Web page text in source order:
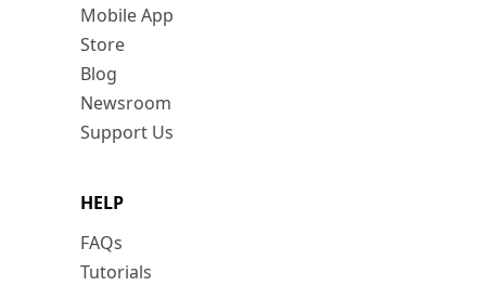
Mobile App
Store
Blog
Newsroom
Support Us
HELP
FAQs
Tutorials